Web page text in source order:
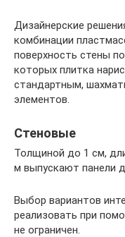
Дизайнерские
комбинации
поверхность стены
которых плитка
стандартным,
элементов.
Стеновые
Толщиной до 1 см,
м выпускают панели
Выбор вариантов
реализовать при
не ограничен.